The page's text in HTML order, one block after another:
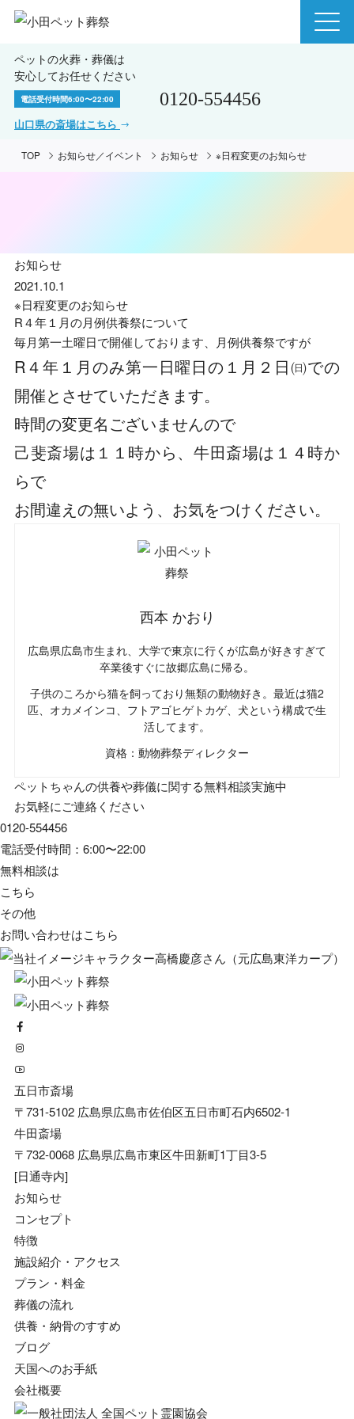
ペットの火葬・葬儀は
安心してお任せください
電話受付時間6:00〜22:00 0120-554456
山口県の斎場はこちら
TOP お知らせ／イベント お知らせ ※日程変更のお知らせ
お知らせ
2021.10.1
※日程変更のお知らせ
R４年１月の月例供養祭について
毎月第一土曜日で開催しております、月例供養祭ですが
R４年１月のみ第一日曜日の １月２日㈰での
開催とさせていただきます。
時間の変更名ございませんので
己斐斎場は１１時から、牛田斎場は１４時か
らで
お間違えの無いよう、お気をつけください。
西本 かおり
広島県広島市生まれ、大学で東京に行くが広島が好きすぎて
卒業後すぐに故郷広島に帰る。
子供のころから猫を飼っており無類の動物好き。最近は猫2
匹、オカメインコ、フトアゴヒゲトカゲ、犬という構成で生
活してます。
資格：動物葬祭ディレクター
ペットちゃんの供養や葬儀に関する無料相談実施中
お気軽にご連絡ください
0120-554456
電話受付時間：6:00〜22:00
無料相談は
こちら
その他
お問い合わせはこちら
五日市斎場
〒731-5102 広島県広島市佐伯区五日市町石内6502-1
牛田斎場
〒732-0068 広島県広島市東区牛田新町1丁目3-5
[日通寺内]
お知らせ
コンセプト
特徴
施設紹介・アクセス
プラン・料金
葬儀の流れ
供養・納骨のすすめ
ブログ
天国へのお手紙
会社概要